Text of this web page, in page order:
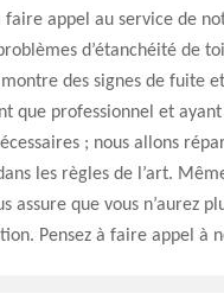
faire appel au service de
d’étanchéité de
des signes de fuite
que professionnel et
; nous allons
les règles de l’art.
assure que vous n’aurez
Pensez à faire appel à